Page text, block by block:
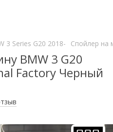
3 Series G20 2018- Спойлер на
BMW 3 G20
Factory Черный